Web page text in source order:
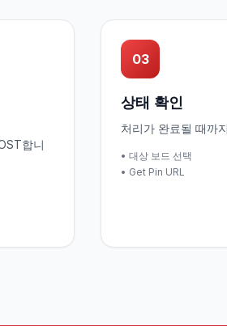
합니
03
상태 확인
처리가 완료될 때까
• 대상 보드 선택
• Get Pin URL